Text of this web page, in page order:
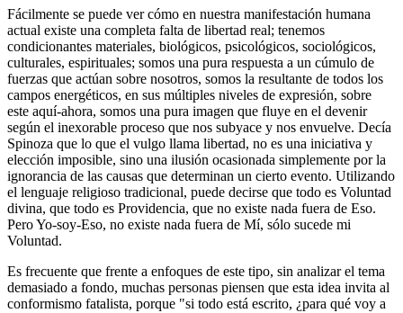
Fácilmente se puede ver cómo en nuestra manifestación humana
actual existe una completa falta de libertad real; tenemos
condicionantes materiales, biológicos, psicológicos, sociológicos,
culturales, espirituales; somos una pura respuesta a un cúmulo de
fuerzas que actúan sobre nosotros, somos la resultante de todos los
campos energéticos, en sus múltiples niveles de expresión, sobre
este aquí-ahora, somos una pura imagen que fluye en el devenir
según el inexorable proceso que nos subyace y nos envuelve. Decía
Spinoza que lo que el vulgo llama libertad, no es una iniciativa y
elección imposible, sino una ilusión ocasionada simplemente por la
ignorancia de las causas que determinan un cierto evento. Utilizando
el lenguaje religioso tradicional, puede decirse que todo es Voluntad
divina, que todo es Providencia, que no existe nada fuera de Eso.
Pero Yo-soy-Eso, no existe nada fuera de Mí, sólo sucede mi
Voluntad.
Es frecuente que frente a enfoques de este tipo, sin analizar el tema
demasiado a fondo, muchas personas piensen que esta idea invita al
conformismo fatalista, porque "si todo está escrito, ¿para qué voy a